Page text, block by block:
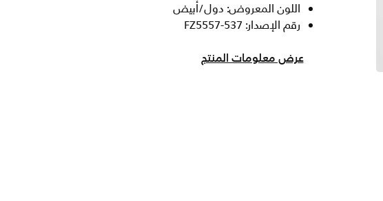
اللون المعروض: دول/أبيض
رقم الإصدار: FZ5557-537
عرض معلومات المنتج